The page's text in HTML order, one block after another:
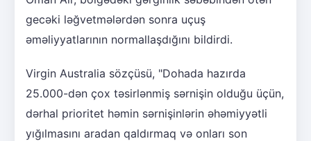
gecəki ləğvetmələrdən sonra uçuş
əməliyyatlarının normallaşdığını bildirdi.
Virgin Australia sözçüsü, "Dohada hazırda
25.000-dən çox təsirlənmiş sərnişin olduğu üçün,
dərhal prioritet həmin sərnişinlərin əhəmiyyətli
yığılmasını aradan qaldırmaq və onları son